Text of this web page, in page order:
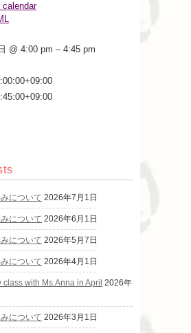
calendar
@ 4:00 pm – 4:45 pm
について 2026年7月1日
について 2026年6月1日
について 2026年5月7日
について 2026年4月1日
with Ms.Anna in April 2026年
について 2026年3月1日